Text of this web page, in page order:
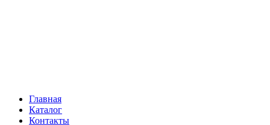
Главная
Каталог
Контакты